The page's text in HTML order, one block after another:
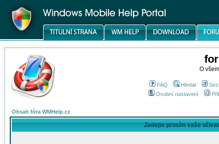
O
FAQ Hledat
Osobní nastavení
Obsah fóra WMHelp.cz
Zadejte prosím vaše